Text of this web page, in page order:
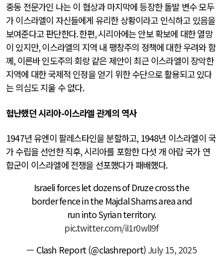
중동 전문가인 나는 이 협상과 마지막에 등장한 돌발 변수 모두
가 이스라엘이 자신들에게 유리한 상황이라고 인식하고 있음을
보여준다고 판단한다.한편,시리아에는 안보 확보에 대한 열망
이 있지만,이스라엘의 지역 내 팽창주의 정책에 대한 우려와 함
께, 이른바 인도주의 회랑 같은 제안이 최근 이스라엘이 장악한
지역에 대한 국제적 인정을 얻기 위한 수단으로 활용되고 있다
는 의심도 지울 수 없다.
험난했던 시리아-이스라엘 관계의 역사
1947년 유엔이 팔레스타인을 분할하고, 1948년 이스라엘이 국
가 수립을 선언한 직후,시리아를 포함한 다섯 개 아랍 국가 연
합군이 이스라엘에 전쟁을 선포했다가 패배했다.
Israeli forces let dozens of Druze cross the
border fence in the Majdal Shams area and
run into Syrian territory.
pic.twitter.com/iI1r0wlI9f
— Clash Report (@clashreport)July 15, 2025